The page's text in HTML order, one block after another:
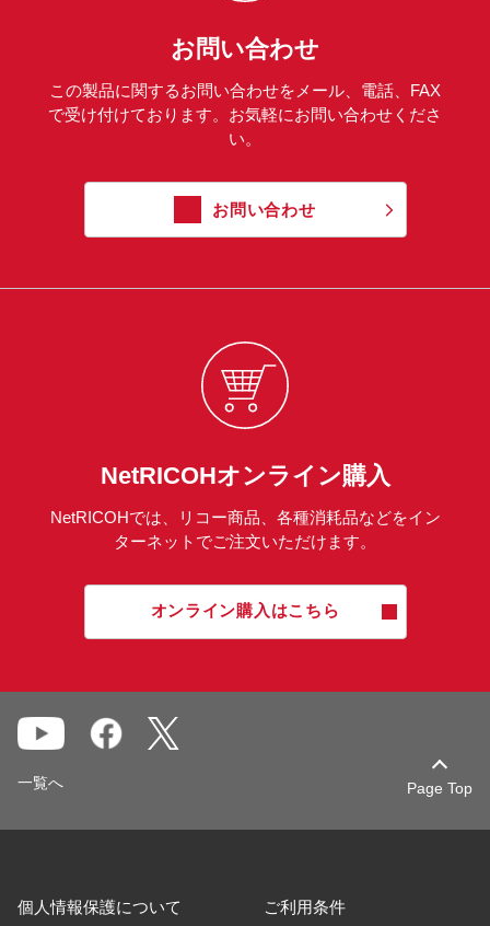
お問い合わせ
この製品に関するお問い合わせをメール、電話、FAX
で受け付けております。お気軽にお問い合わせくださ
い。
お問い合わせ
NetRICOHオンライン購入
NetRICOHでは、リコー商品、各種消耗品などをイン
ターネットでご注文いただけます。
オンライン購入はこちら
Page Top
一覧へ
個人情報保護について ご利用条件